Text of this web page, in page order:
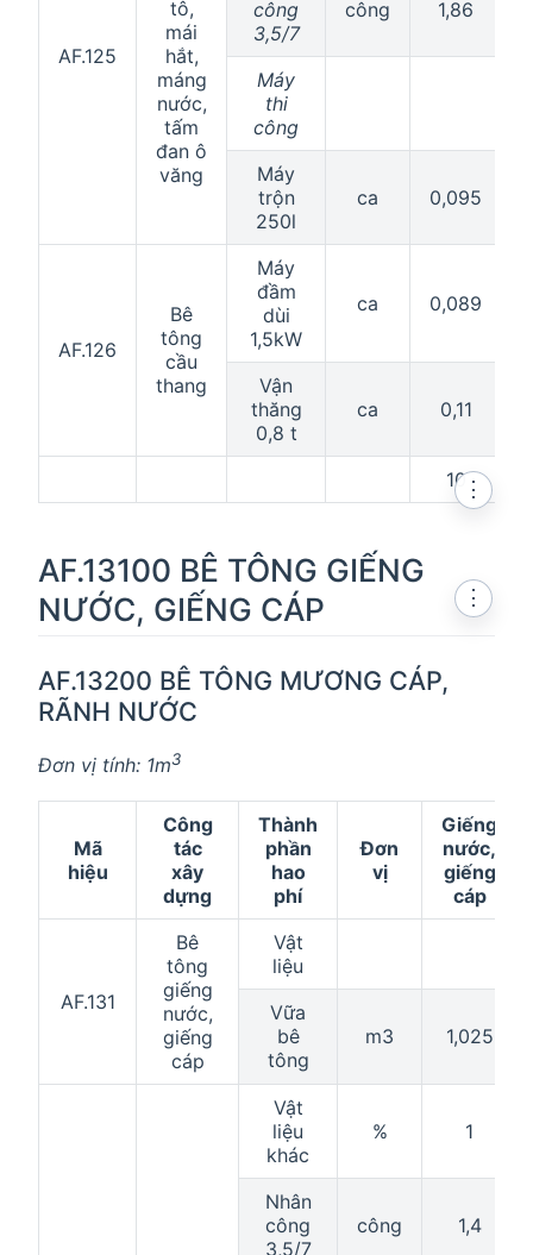
AF.125
tô,
mái
hắt,
máng
nước,
tấm
đan ô
văng
công
3,5/7
công 1,86
Máy
thi
công
Máy
trộn
250l
ca 0,095
AF.126
Bê
tông
cầu
thang
Máy
đầm
dùi
1,5kW
ca 0,089
Vận
thăng
0,8 t
ca 0,11
10
AF.13100 BÊ TÔNG GIẾNG
NƯỚC, GIẾNG CÁP
⋮
AF.13200 BÊ TÔNG MƯƠNG CÁP,
RÃNH NƯỚC
⋮
Đơn vị tính: 1m3
Mã
hiệu
Công
tác
xây
dựng
Thành
phần
hao
phí
Đơn
vị
Giếng
nước,
giếng
cáp
AF.131
Bê
tông
giếng
nước,
giếng
cáp
Vật
liệu
Vữa
bê
tông
m3 1,025
Vật
liệu
khác
% 1
Nhân
công
3,5/7
công 1,4